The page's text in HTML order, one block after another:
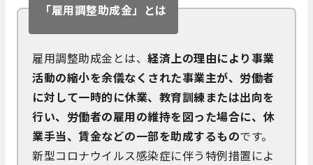
「雇用調整助成金」とは
雇用調整助成金とは、 経済上の理由により事業
活動の縮小を余儀なくされた事業主が、労働者
に対して一時的に休業、教育訓練または出向を
行い、労働者の雇用の維持を図った場合に、休
業手当、賃金などの一部を助成するものです。
新型コロナウイルス感染症に伴う特例措置によ